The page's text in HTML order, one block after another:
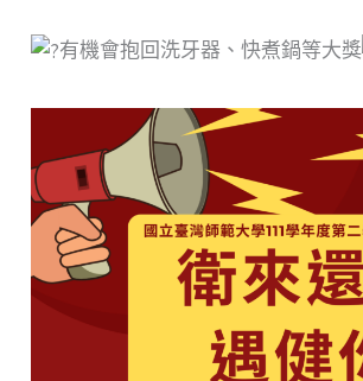
有機會抱回洗牙器、快煮鍋等大獎